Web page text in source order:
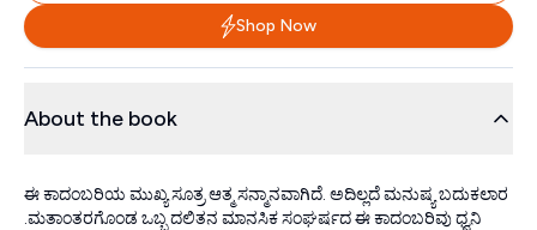
Shop Now
About the book
ಈ ಕಾದಂಬರಿಯ ಮುಖ್ಯ ಸೂತ್ರ ಆತ್ಮ ಸನ್ಮಾನವಾಗಿದೆ. ಅದಿಲ್ಲದೆ ಮನುಷ್ಯ ಬದುಕಲಾರ
.ಮತಾಂತರಗೊಂಡ ಒಬ್ಬ ದಲಿತನ ಮಾನಸಿಕ ಸಂಘರ್ಷದ ಈ ಕಾದಂಬರಿವು ಧ್ವನಿ